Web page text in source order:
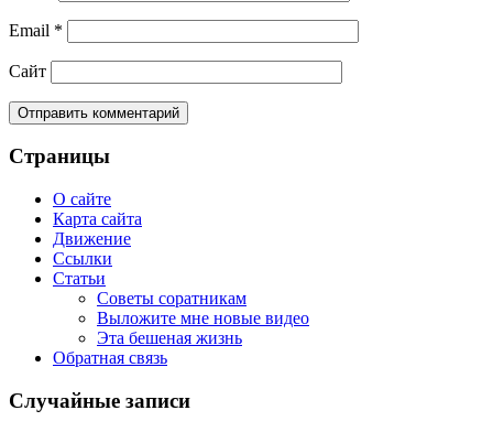
Email *
Сайт
Страницы
О сайте
Карта сайта
Движение
Ссылки
Статьи
Советы соратникам
Выложите мне новые видео
Эта бешеная жизнь
Обратная связь
Случайные записи